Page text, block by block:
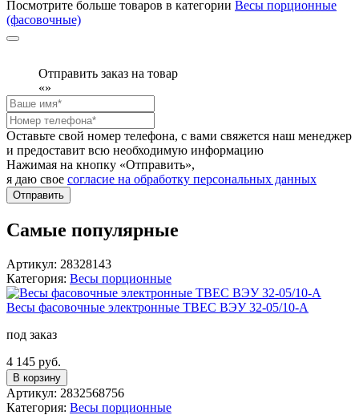
Посмотрите больше товаров в категории Весы порционные
(фасовочные)
Отправить заказ на товар
«»
Оставьте свой номер телефона, с вами свяжется наш менеджер
и предоставит всю необходимую информацию
Нажимая на кнопку «Отправить»,
я даю свое согласие на обработку персональных данных
Отправить
Самые популярные
Артикул: 28328143
Категория: Весы порционные
Весы фасовочные электронные ТВЕС ВЭУ 32-05/10-А
под заказ
4 145 руб.
В корзину
Артикул: 2832568756
Категория: Весы порционные